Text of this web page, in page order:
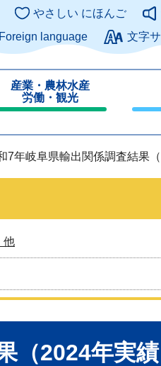
このページの本文
やさしい にほんご
Foreign language
文字
産業・農林水産
労働・観光
じ
る
7年岐阜県輸出関係調査結果（
他
（2024年実績